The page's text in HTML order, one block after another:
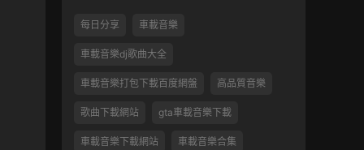
每日分享 車載音樂
車載音樂dj歌曲大全
車載音樂打包下載百度網盤 高品質音樂
歌曲下載網站 gta車載音樂下載
車載音樂下載網站 車載音樂合集